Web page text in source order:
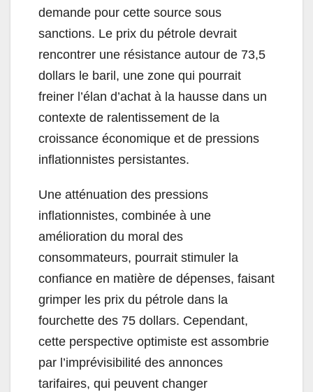
demande pour cette source sous
sanctions. Le prix du pétrole devrait
rencontrer une résistance autour de 73,5
dollars le baril, une zone qui pourrait
freiner l’élan d’achat à la hausse dans un
contexte de ralentissement de la
croissance économique et de pressions
inflationnistes persistantes.
Une atténuation des pressions
inflationnistes, combinée à une
amélioration du moral des
consommateurs, pourrait stimuler la
confiance en matière de dépenses, faisant
grimper les prix du pétrole dans la
fourchette des 75 dollars. Cependant,
cette perspective optimiste est assombrie
par l’imprévisibilité des annonces
tarifaires, qui peuvent changer